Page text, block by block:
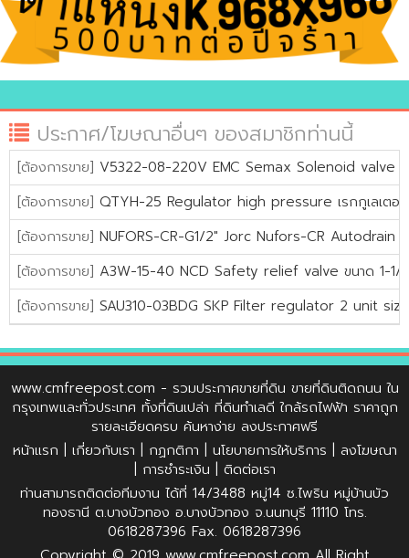
ประกาศ/โฆษณาอื่นๆ ของสมาชิกท่านนี้
[ต้องการขาย] V5322-08-220V EMC Semax Solenoid valve
[ต้องการขาย] QTYH-25 Regulator high pressure เรกกูเลเต
[ต้องการขาย] NUFORS-CR-G1/2" Jorc Nufors-CR
[ต้องการขาย] A3W-15-40 NCD Safety relief valve ขนาด 1-
[ต้องการขาย] SAU310-03BDG SKP Filter regulator 2 unit
www.cmfreepost.com - รวมประกาศขายที่ดิน ขายที่ดินติดถนน ใน
กรุงเทพและทั่วประเทศ ทั้งที่ดินเปล่า ที่ดินทำเลดี ใกล้รถไฟฟ้า ราคาถูก
รายละเอียดครบ ค้นหาง่าย ลงประกาศฟรี
หน้าแรก
เกี่ยวกับเรา กฏกติกา นโยบายการให้บริการ
ลงโฆษณา
การชำระเงิน
ติดต่อเรา
ท่านสามารถติดต่อทีมงาน ได้ที่ 14/3488 หมู่14 ซ.ไพริน หมู่บ้านบัว
ทองธานี ต.บางบัวทอง อ.บางบัวทอง จ.นนทบุรี 11110 โทร.
0618287396 Fax. 0618287396